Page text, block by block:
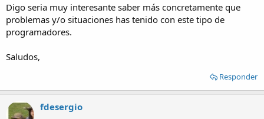
Digo seria muy interesante saber más concretamente que
problemas y/o situaciones has tenido con este tipo de
programadores.
Saludos,
Responder
fdesergio